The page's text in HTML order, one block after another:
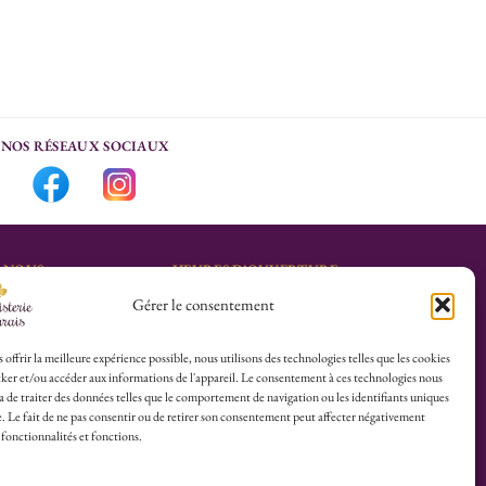
Gérer le consentement
offrir la meilleure expérience possible, nous utilisons des technologies telles que les cookies
et/ou accéder aux informations de l'appareil. Le consentement à ces technologies nous
de traiter des données telles que le comportement de navigation ou les identifiants uniques
Le fait de ne pas consentir ou de retirer son consentement peut affecter négativement
fonctionnalités et fonctions.
NOS RÉSEAUX SOCIAUX
25
:
Calvaire
HEURES D’OUVERTURE
Lu-Sa : 10h30/13h30 –
Dim (Oct à Mai) : 12h/17h30